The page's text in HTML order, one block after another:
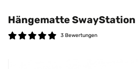
Hängematte SwayStation
3 Bewertungen